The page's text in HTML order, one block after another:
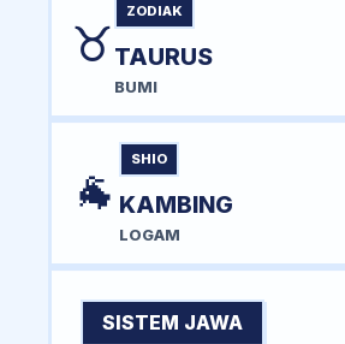
♉
ZODIAK
TAURUS
BUMI
🐐
SHIO
KAMBING
LOGAM
SISTEM JAWA